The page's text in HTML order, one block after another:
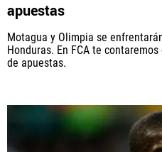
apuestas
Motagua y Olimpia se
Honduras. En FCA te
de apuestas.